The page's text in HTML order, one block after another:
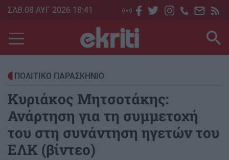
Skip
main
content
ΣΑΒ.08 ΑΥΓ 2026 18:41
ΠΟΛΙΤΙΚΟ ΠΑΡΑΣΚΗΝΙΟ
Κυριάκος Μητσοτάκης:
Ανάρτηση για τη συμμετοχή
του στη συνάντηση ηγετών του
ΕΛΚ (βίντεο)